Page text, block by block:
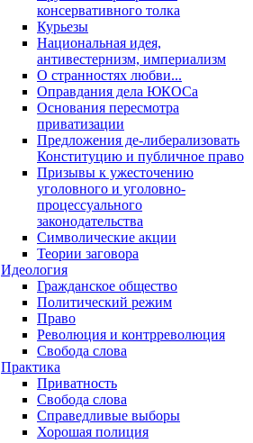
консервативного толка
Курьезы
Национальная идея,
антивестернизм, империализм
О странностях любви...
Оправдания дела ЮКОСа
Основания пересмотра
приватизации
Предложения де-либерализовать
Конституцию и публичное право
Призывы к ужесточению
уголовного и уголовно-
процессуального
законодательства
Символические акции
Теории заговора
Идеология
Гражданское общество
Политический режим
Право
Революция и контрреволюция
Свобода слова
Практика
Приватность
Свобода слова
Справедливые выборы
Хорошая полиция